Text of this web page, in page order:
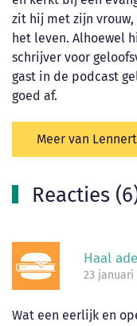
zit hij met zijn
het leven. Alhoewel
schrijver voor
gast in de podcast
goed af.
Meer van
Reacties
Haal
23 januari
Wat een eerlijk en